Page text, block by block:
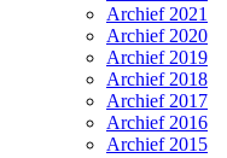
Archief 2021
Archief 2020
Archief 2019
Archief 2018
Archief 2017
Archief 2016
Archief 2015